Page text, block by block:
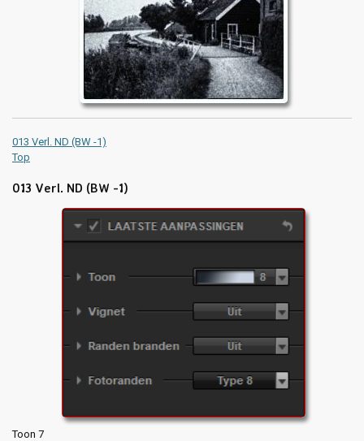
013 Verl. ND (BW -1)
Top
013 Verl. ND (BW -1)
Toon 7